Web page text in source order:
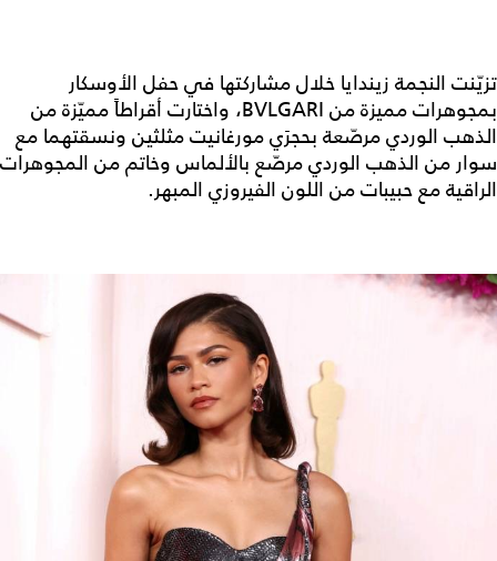
تزيّنت النجمة زيندايا خلال مشاركتها في حفل الأوسكار
بمجوهرات مميزة من BVLGARI، واختارت أقراطاً مميّزة من
الذهب الوردي مرصّعة بحجرَي مورغانيت مثلثين ونسقتهما مع
سوار من الذهب الوردي مرصّع بالألماس وخاتم من المجوهرات
الراقية مع حبيبات من اللون الفيروزي المبهر.